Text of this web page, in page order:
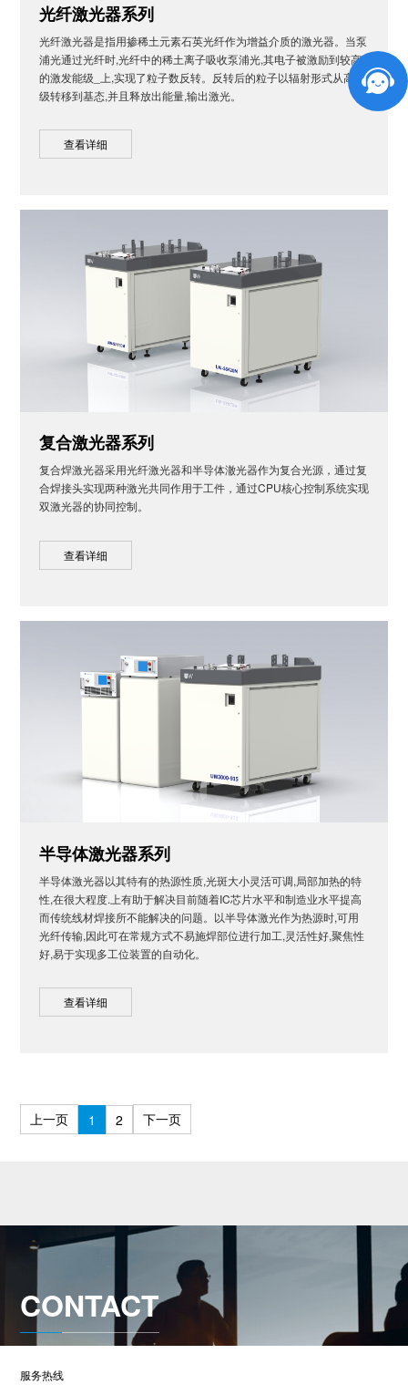
光纤激光器系列
光纤激光器是指用掺稀土元素石英光纤作为增益介质的激光器。当泵
浦光通过光纤时,光纤中的稀土离子吸收泵浦光,其电子被激励到较高
的激发能级_上,实现了粒子数反转。反转后的粒子以辐射形式从高能
级转移到基态,并且释放出能量,输出激光。
查看详细
复合激光器系列
复合焊激光器采用光纤激光器和半导体澈光器作为复合光源，通过复
合焊接头实现两种激光共同作用于工件，通过CPU核心控制系统实现
双激光器的协同控制。
查看详细
半导体激光器系列
半导体激光器以其特有的热源性质,光斑大小灵活可调,局部加热的特
性,在很大程度.上有助于解决目前随着IC芯片水平和制造业水平提高
而传统线材焊接所不能解决的问题。以半导体激光作为热源时,可用
光纤传输,因此可在常规方式不易施焊部位进行加工,灵活性好,聚焦性
好,易于实现多工位装置的自动化。
查看详细
上一页 1 2 下一页
CONTACT
服务热线